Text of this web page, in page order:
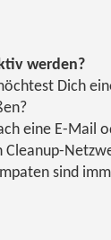
werden?
Dich
eine E-Mail
sind